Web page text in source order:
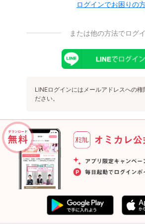
ログインでお困りの
または他の方法でログ
LINEログインにはメールアドレスへの権
ださい。